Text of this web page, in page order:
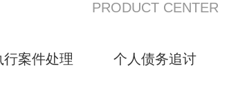
PRODUCT CENTER
行案件处理 个人债务追讨